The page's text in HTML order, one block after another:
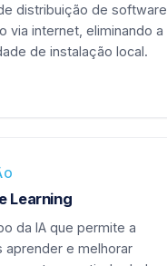
distribuição de software
via internet, eliminando a
de instalação local.
Learning
da IA que permite a
aprender e melhorar